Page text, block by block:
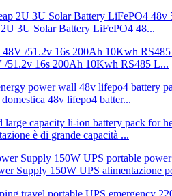
3U Solar Battery LiFePO4 48...
51.2v 16s 200Ah 10Kwh RS485 L...
48v lifepo4 batter...
è di grande capacità ...
Supply 150W UPS alimentazione